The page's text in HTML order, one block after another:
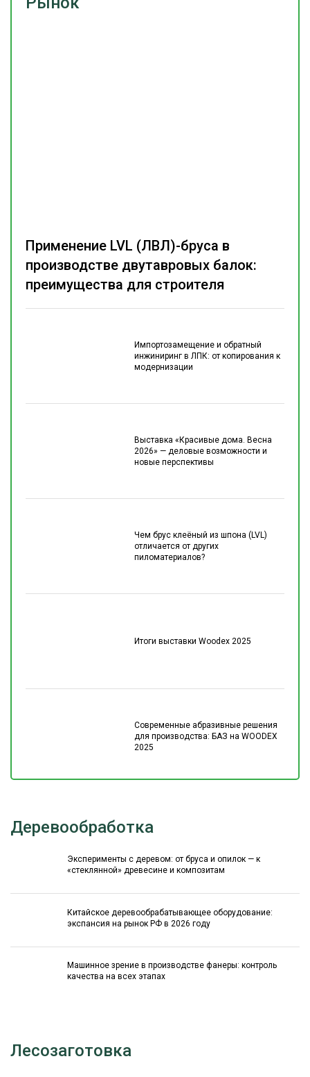
Импортозамещение и обратный
инжиниринг в ЛПК: от копирования к
модернизации
Выставка «Красивые дома. Весна
2026» — деловые возможности и
новые перспективы
Чем брус клеёный из шпона (LVL)
отличается от других
пиломатериалов?
Итоги выставки Woodex 2025
Современные абразивные решения
для производства: БАЗ на WOODEX
2025
Применение LVL (ЛВЛ)-бруса в
производстве двутавровых балок:
преимущества для строителя
Деревообработка
Эксперименты с деревом: от бруса и опилок — к
«стеклянной» древесине и композитам
Китайское деревообрабатывающее оборудование:
экспансия на рынок РФ в 2026 году
Машинное зрение в производстве фанеры: контроль
качества на всех этапах
Лесозаготовка